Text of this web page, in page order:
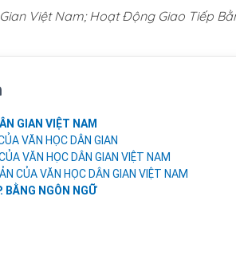
Việt Nam; Hoạt Động Giao Tiếp
GIAN VIỆT NAM
VĂN HỌC DÂN GIAN
VĂN HỌC DÂN GIAN VIỆT NAM
CỦA VĂN HỌC DÂN GIAN VIỆT NAM
BẰNG NGÔN NGỮ